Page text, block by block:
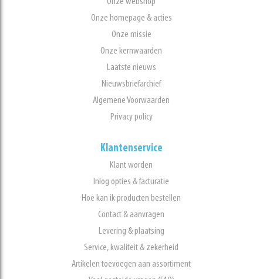
Onze homepage & acties
Onze missie
Onze kernwaarden
Laatste nieuws
Nieuwsbriefarchief
Algemene Voorwaarden
Privacy policy
Klantenservice
Klant worden
Inlog opties & facturatie
Hoe kan ik producten bestellen
Contact & aanvragen
Levering & plaatsing
Service, kwaliteit & zekerheid
Artikelen toevoegen aan assortiment